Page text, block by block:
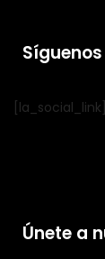
Síguenos
[la_social_link]
Únete a